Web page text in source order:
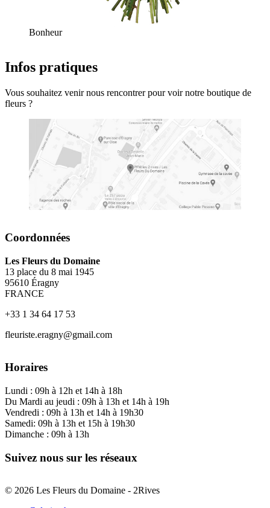
Bonheur
Infos pratiques
Vous souhaitez venir nous rencontrer pour voir notre boutique de
fleurs ?
Coordonnées
Les Fleurs du Domaine
13 place du 8 mai 1945
95610 Éragny
FRANCE
+33 1 34 64 17 53
fleuriste.eragny@gmail.com
Horaires
Lundi : 09h à 12h et 14h à 18h
Du Mardi au jeudi : 09h à 13h et 14h à 19h
Vendredi : 09h à 13h et 14h à 19h30
Samedi: 09h à 13h et 15h à 19h30
Dimanche : 09h à 13h
Suivez nous sur les réseaux
© 2026 Les Fleurs du Domaine - 2Rives